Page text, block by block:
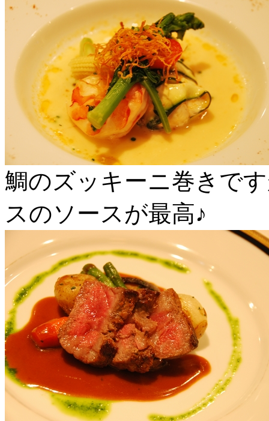
鯛のズッキーニ巻きで
スのソースが最高♪